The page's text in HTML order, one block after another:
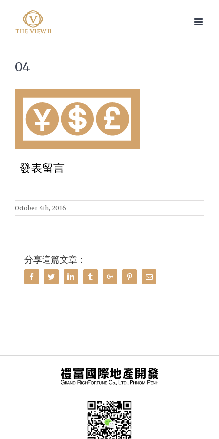
04
發表留言
October 4th, 2016
分享這篇文章：
Facebook
TwitterLinkedinTumblrGoogle+PinterestEmail